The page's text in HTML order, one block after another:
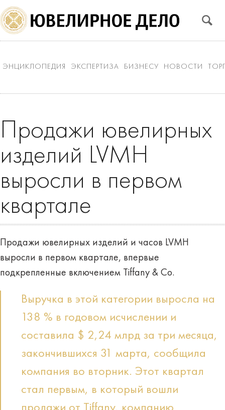
ЭНЦИКЛОПЕДИЯ ЭКСПЕРТИЗА БИЗНЕСУ НОВОСТИ
Продажи ювелирных
изделий LVMH
выросли в первом
квартале
Продажи ювелирных изделий и часов LVMH
выросли в первом квартале, впервые
подкрепленные включением Tiffany & Co.
Выручка в этой категории выросла на
138 % в годовом исчислении и
составила $ 2,24 млрд за три месяца,
закончившихся 31 марта, сообщила
компания во вторник. Этот квартал
стал первым, в который вошли